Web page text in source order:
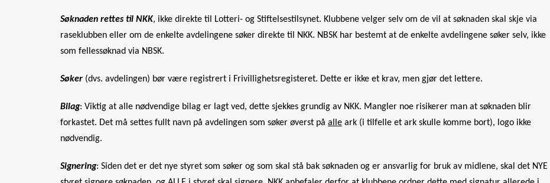
Søknaden rettes til NKK, ikke direkte til Lotteri- og Stiftelsestilsynet. Klubbene velger selv om de vil at søknaden skal skje via
raseklubben eller om de enkelte avdelingene søker direkte til NKK. NBSK har bestemt at de enkelte avdelingene søker selv, ikke
som fellessøknad via NBSK.
Søker (dvs. avdelingen) bør være registrert i Frivillighetsregisteret. Dette er ikke et krav, men gjør det lettere.
Bilag: Viktig at alle nødvendige bilag er lagt ved, dette sjekkes grundig av NKK. Mangler noe risikerer man at søknaden blir
forkastet. Det må settes fullt navn på avdelingen som søker øverst på alle ark (i tilfelle et ark skulle komme bort), logo ikke
nødvendig.
Signering: Siden det er det nye styret som søker og som skal stå bak søknaden og er ansvarlig for bruk av midlene, skal det NYE